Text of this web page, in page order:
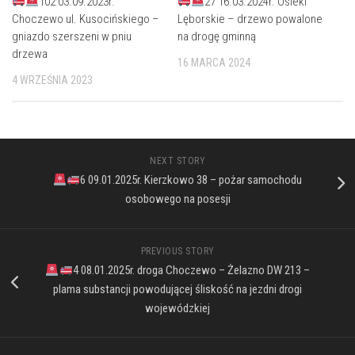
Choczewo ul. Kusocińskiego –
gniazdo szerszeni w pniu
drzewa
4 WRZEŚNIA 2023
Lęborskie – drzewo powalone
na drogę gminną
16 MARCA 2024
NEXT STORY
6 09.01.2025r. Kierzkowo 38 – pożar samochodu
osobowego na posesji
PREVIOUS STORY
4 08.01.2025r. droga Choczewo – Żelazno DW 213 –
plama substancji powodującej śliskość na jezdni drogi
wojewódzkiej